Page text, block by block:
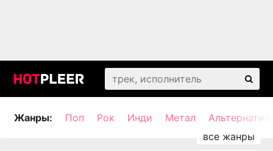
Жанры: Поп Рок Инди Метал